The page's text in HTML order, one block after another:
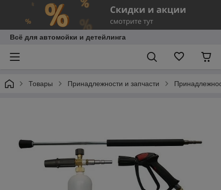
Всё для автомойки и детейлинга
Товары Принадлежности и запчасти